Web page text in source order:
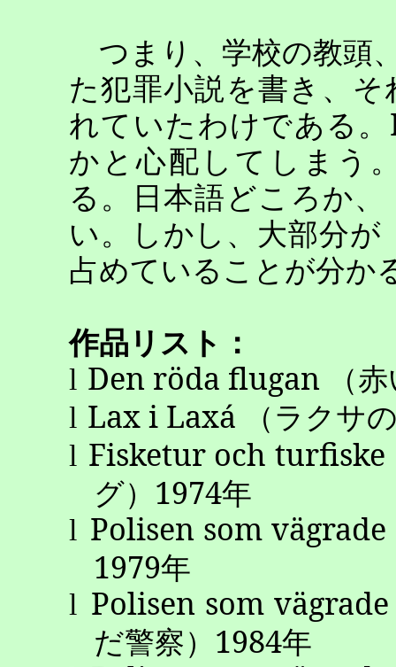
つまり、学校の教頭
た犯罪小説を書き、
れていたわけである。
かと心配してしまう
る。日本語どころか
い。しかし、大部分が
占めていることが分か
作品リスト：
l Den röda flugan （
l Laxi Laxá （ラクサ
l Fisketur och turfiske
グ） 1974年
l Polisen som vägrade
1979年
l Polisen som vägrade
だ警察） 1984年